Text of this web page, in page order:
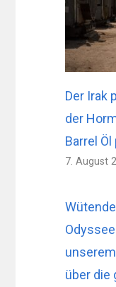
Der Irak
der
Barrel
7. August
über die